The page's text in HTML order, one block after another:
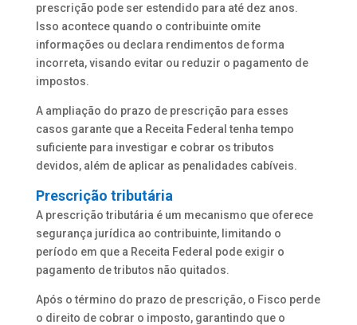
prescrição pode ser estendido para até dez anos.
Isso acontece quando o contribuinte omite
informações ou declara rendimentos de forma
incorreta, visando evitar ou reduzir o pagamento de
impostos.
A ampliação do prazo de prescrição para esses
casos garante que a Receita Federal tenha tempo
suficiente para investigar e cobrar os tributos
devidos, além de aplicar as penalidades cabíveis.
Prescrição tributária
A prescrição tributária é um mecanismo que oferece
segurança jurídica ao contribuinte, limitando o
período em que a Receita Federal pode exigir o
pagamento de tributos não quitados.
Após o término do prazo de prescrição, o Fisco perde
o direito de cobrar o imposto, garantindo que o